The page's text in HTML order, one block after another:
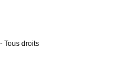
Tous droits